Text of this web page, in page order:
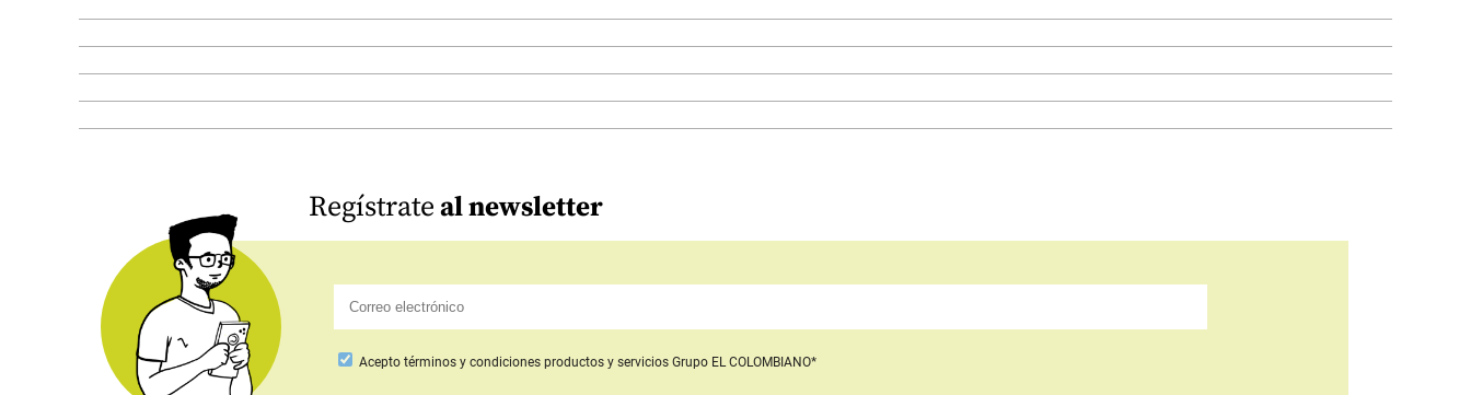
Regístrateal newsletter
Acepto términos y condiciones productos y servicios Grupo EL COLOMBIANO*